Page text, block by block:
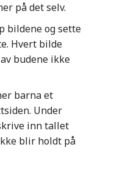
på det selv.
bildene og sette
Hvert bilde
budene ikke
barna et
Under
inn tallet
blir holdt på